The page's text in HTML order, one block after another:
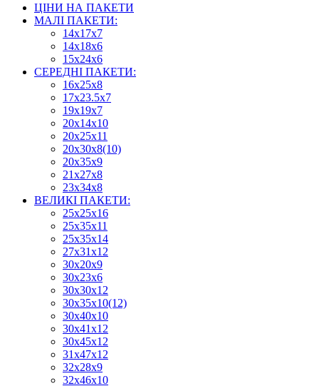
ЦІНИ НА ПАКЕТИ
МАЛІ ПАКЕТИ:
14х17х7
14х18х6
15х24х6
СЕРЕДНІ ПАКЕТИ:
16х25х8
17х23.5х7
19х19х7
20х14х10
20х25х11
20х30х8(10)
20х35х9
21х27х8
23х34х8
ВЕЛИКІ ПАКЕТИ:
25х25х16
25х35х11
25х35х14
27х31х12
30х20х9
30х23х6
30х30х12
30х35х10(12)
30х40х10
30х41х12
30х45х12
31х47х12
32х28х9
32х46х10